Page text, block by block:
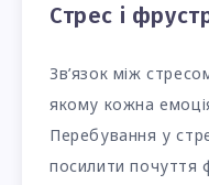
Стрес і
Зв’язок між
якому кожна
Перебування у
посилити почуття